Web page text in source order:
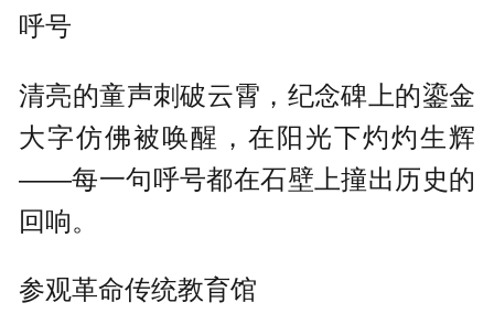
呼号
清亮的童声刺破云霄，纪念碑上的鎏金
大字仿佛被唤醒，在阳光下灼灼生辉
——每一句呼号都在石壁上撞出历史的
回响。
参观革命传统教育馆